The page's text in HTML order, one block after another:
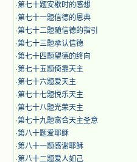
·第七十题安歇时的感想
·第七十一题信德的恩典
·第七十二题随信德的指引
·第七十三题承认信德
·第七十四题望德的终向
·第七十五题倚靠天主
·第七十六题爱天主
·第七十七题悦乐天主
·第七十八题光荣天主
·第七十九题翕合天主圣意
·第八十题爱耶稣
·第八十一题感谢耶稣
·第八十二题爱人如己